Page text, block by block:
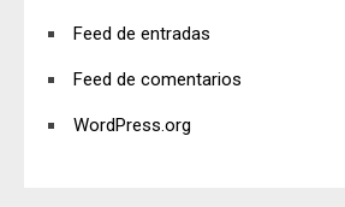
Feed de entradas
Feed de comentarios
WordPress.org